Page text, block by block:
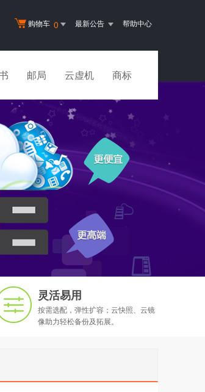
购物车 0 最新公告 帮助中心
邮局 云虚机 商标
灵活易用
按需选配，弹性扩容；云快照、云镜
像助力轻松备份及拓展。